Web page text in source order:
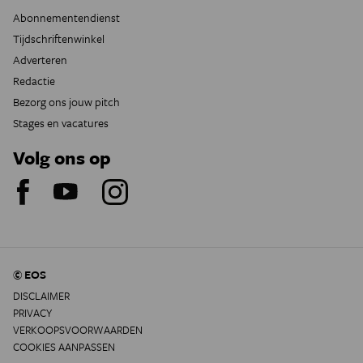
Abonnementendienst
Tijdschriftenwinkel
Adverteren
Redactie
Bezorg ons jouw pitch
Stages en vacatures
Volg ons op
© EOS
DISCLAIMER
PRIVACY
VERKOOPSVOORWAARDEN
COOKIES AANPASSEN